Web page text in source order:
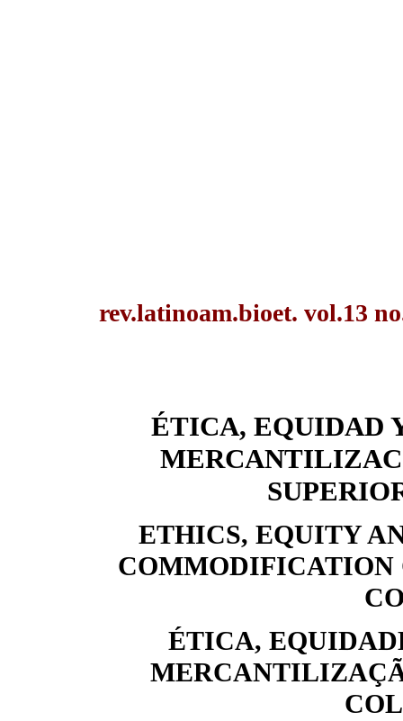
rev.latinoam.bioet. vol.13
ÉTICA, EQUIDAD
ETHICS, EQUITY
COMMODIFICATION
ÉTICA,